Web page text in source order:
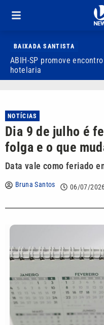
BAIXADA SANTISTA
ABIH-SP promove
hotelaria
NOTÍCIAS
Dia 9 de julho é
folga e o que
Data vale como feriado
Bruna Santos 06/07/